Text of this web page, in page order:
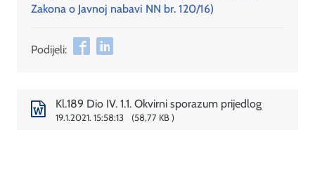
Zakona o Javnoj nabavi NN br. 120/16)
Podijeli:
Kl.189 Dio IV. 1.1. Okvirni sporazum prijedlog
19.1.2021. 15:58:13 58,77 KB